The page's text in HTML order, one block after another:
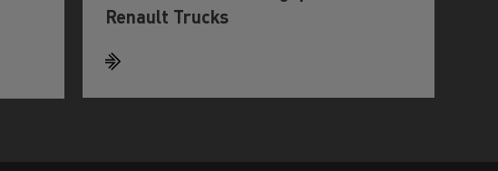
Renault Trucks